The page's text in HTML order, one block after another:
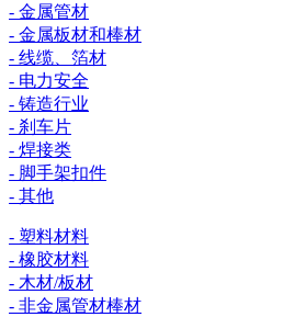
- 金属管材
- 金属板材和棒材
- 线缆、箔材
- 电力安全
- 铸造行业
- 刹车片
- 焊接类
- 脚手架扣件
- 其他
- 塑料材料
- 橡胶材料
- 木材/板材
- 非金属管材棒材